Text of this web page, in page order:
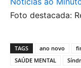
Foto destacada:
TAGS ano novo
SAÚDE MENTAL